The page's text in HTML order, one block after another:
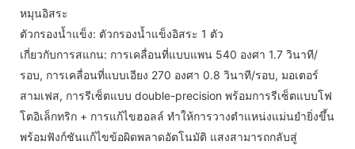
หมุนอิสระ
ตัวกรองน้ำแข็ง: ตัวกรองน้ำแข็งอิสระ 1 ตัว
เกี่ยวกับการสแกน: การเคลื่อนที่แบบแพน 540 องศา 1.7 วินาที/
รอบ, การเคลื่อนที่แบบเอียง 270 องศา 0.8 วินาที/รอบ, มอเตอร์
สามเฟส, การรีเซ็ตแบบ double-precision พร้อมการรีเซ็ตแบบโฟ
โตอิเล็กทริก + การแก้ไขฮอลล์ ทำให้การวางตำแหน่งแม่นยำยิ่งขึ้น
พร้อมฟังก์ชันแก้ไขข้อผิดพลาดอัตโนมัติ แสงสามารถกลับสู่